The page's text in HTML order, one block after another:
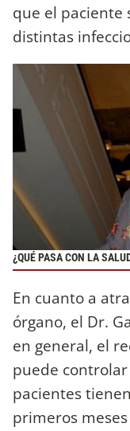
que el paciente
distintas
¿QUÉ PASA CON LA
En cuanto a
órgano, el Dr.
en general, el
puede
pacientes
primeros